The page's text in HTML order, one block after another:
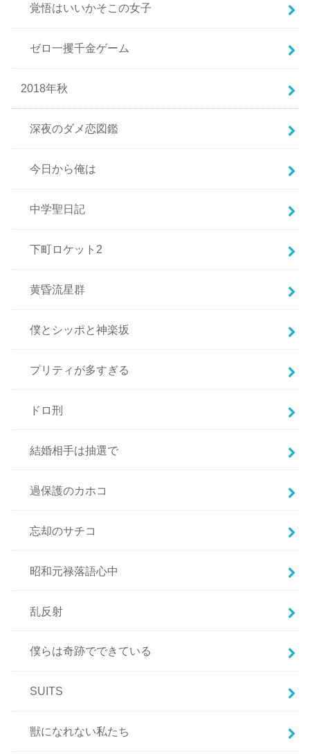
覚悟はいいかそこの女子
ゼロ一攫千金ゲーム
2018年秋
深夜のダメ恋図鑑
今日から俺は
中学聖日記
下町ロケット2
黄昏流星群
僕とシッポと神楽坂
プリティが多すぎる
ドロ刑
結婚相手は抽選で
過保護のカホコ
忘却のサチコ
昭和元禄落語心中
乱反射
僕らは奇跡でできている
SUITS
獣になれない私たち